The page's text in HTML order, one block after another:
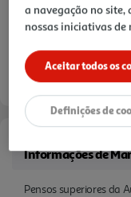
Informações de
Pensos superiores da
a navegação no
nossas iniciativas de
Aceitar todos os
Definições de